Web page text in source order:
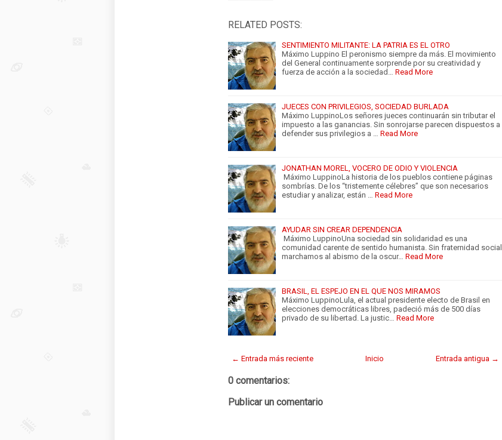
RELATED POSTS:
SENTIMIENTO MILITANTE: LA PATRIA ES EL OTRO
Máximo Luppino El peronismo siempre da más. El movimiento
del General continuamente sorprende por su creatividad y
fuerza de acción a la sociedad…
Read More
JUECES CON PRIVILEGIOS, SOCIEDAD BURLADA
Máximo LuppinoLos señores jueces continuarán sin tributar el
impuesto a las ganancias. Sin sonrojarse parecen dispuestos a
defender sus privilegios a …
Read More
JONATHAN MOREL, VOCERO DE ODIO Y VIOLENCIA
Máximo LuppinoLa historia de los pueblos contiene páginas
sombrías. De los “tristemente célebres” que son necesarios
estudiar y analizar, están …
Read More
AYUDAR SIN CREAR DEPENDENCIA
Máximo LuppinoUna sociedad sin solidaridad es una
comunidad carente de sentido humanista. Sin fraternidad social
marchamos al abismo de la oscur…
Read More
BRASIL, EL ESPEJO EN EL QUE NOS MIRAMOS
Máximo LuppinoLula, el actual presidente electo de Brasil en
elecciones democráticas libres, padeció más de 500 días
privado de su libertad. La justic…
Read More
← Entrada más reciente Entrada antigua →
Inicio
0 comentarios:
Publicar un comentario